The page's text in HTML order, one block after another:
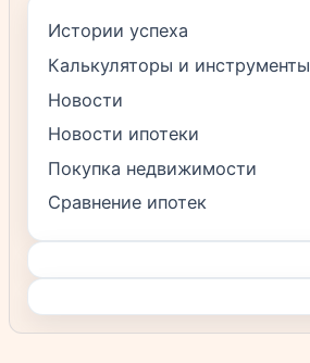
Истории успеха
Калькуляторы и инструменты
Новости
Новости ипотеки
Покупка недвижимости
Сравнение ипотек